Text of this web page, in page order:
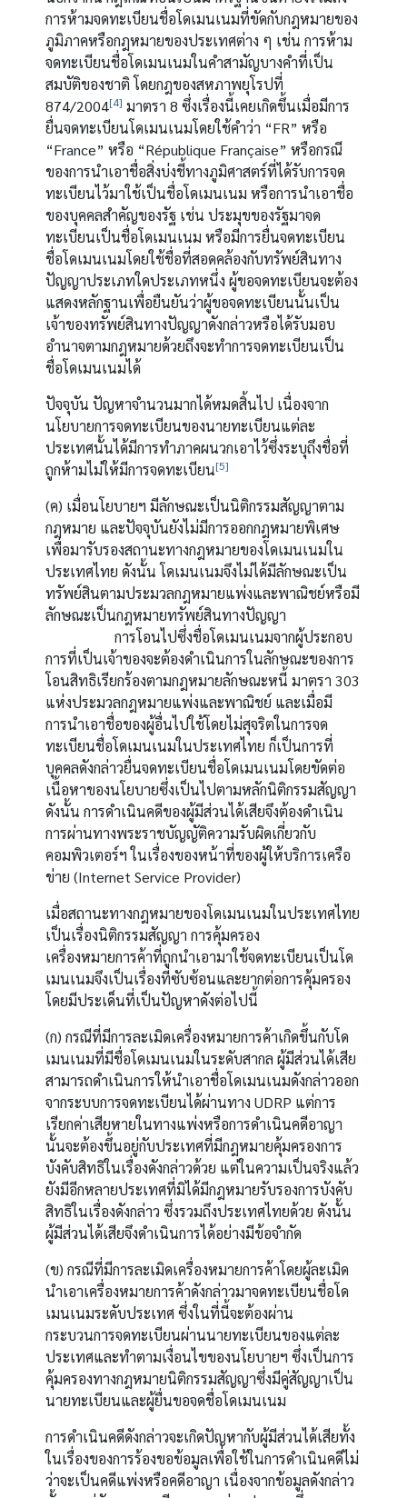
การห้ามจดทะเบียนชื่อโดเมนเนมที่ขัดกับกฎหมายของ
ภูมิภาคหรือกฎหมายของประเทศต่าง ๆ เช่น การห้าม
จดทะเบียนชื่อโดเมนเนมในคำสามัญบางคำที่เป็น
สมบัติของชาติ โดยกฎของสหภาพยุโรปที่
874/2004[4] มาตรา 8 ซึ่งเรื่องนี้เคยเกิดขึ้นเมื่อมีการ
ยื่นจดทะเบียนโดเมนเนมโดยใช้คำว่า “FR” หรือ
“France” หรือ “République Française” หรือกรณี
ของการนำเอาชื่อสิ่งบ่งชี้ทางภูมิศาสตร์ที่ได้รับการจด
ทะเบียนไว้มาใช้เป็นชื่อโดเมนเนม หรือการนำเอาชื่อ
ของบุคคลสำคัญของรัฐ เช่น ประมุขของรัฐมาจด
ทะเบียนเป็นชื่อโดเมนเนม หรือมีการยื่นจดทะเบียน
ชื่อโดเมนเนมโดยใช้ชื่อที่สอดคล้องกับทรัพย์สินทาง
ปัญญาประเภทใดประเภทหนึ่ง ผู้ขอจดทะเบียนจะต้อง
แสดงหลักฐานเพื่อยืนยันว่าผู้ขอจดทะเบียนนั้นเป็น
เจ้าของทรัพย์สินทางปัญญาดังกล่าวหรือได้รับมอบ
อำนาจตามกฎหมายด้วยถึงจะทำการจดทะเบียนเป็น
ชื่อโดเมนเนมได้
ปัจจุบัน ปัญหาจำนวนมากได้หมดสิ้นไป เนื่องจาก
นโยบายการจดทะเบียนของนายทะเบียนแต่ละ
ประเทศนั้นได้มีการทำภาคผนวกเอาไว้ซึ่งระบุถึงชื่อที่
ถูกห้ามไม่ให้มีการจดทะเบียน[5]
(ค) เมื่อนโยบายฯ มีลักษณะเป็นนิติกรรมสัญญาตาม
กฎหมาย และปัจจุบันยังไม่มีการออกกฎหมายพิเศษ
เพื่อมารับรองสถานะทางกฎหมายของโดเมนเนมใน
ประเทศไทย ดังนั้น โดเมนเนมจึงไม่ได้มีลักษณะเป็น
ทรัพย์สินตามประมวลกฎหมายแพ่งและพาณิชย์หรือมี
ลักษณะเป็นกฎหมายทรัพย์สินทางปัญญา
การโอนไปซึ่งชื่อโดเมนเนมจากผู้ประกอบ
การที่เป็นเจ้าของจะต้องดำเนินการในลักษณะของการ
โอนสิทธิเรียกร้องตามกฎหมายลักษณะหนี้ มาตรา 303
แห่งประมวลกฎหมายแพ่งและพาณิชย์ และเมื่อมี
การนำเอาชื่อของผู้อื่นไปใช้โดยไม่สุจริตในการจด
ทะเบียนชื่อโดเมนเนมในประเทศไทย ก็เป็นการที่
บุคคลดังกล่าวยื่นจดทะเบียนชื่อโดเมนเนมโดยขัดต่อ
เนื้อหาของนโยบายซึ่งเป็นไปตามหลักนิติกรรมสัญญา
ดังนั้น การดำเนินคดีของผู้มีส่วนได้เสียจึงต้องดำเนิน
การผ่านทางพระราชบัญญัติความรับผิดเกี่ยวกับ
คอมพิวเตอร์ฯ ในเรื่องของหน้าที่ของผู้ให้บริการเครือ
ข่าย (Internet Service Provider)
เมื่อสถานะทางกฎหมายของโดเมนเนมในประเทศไทย
เป็นเรื่องนิติกรรมสัญญา การคุ้มครอง
เครื่องหมายการค้าที่ถูกนำเอามาใช้จดทะเบียนเป็นโด
เมนเนมจึงเป็นเรื่องที่ซับซ้อนและยากต่อการคุ้มครอง
โดยมีประเด็นที่เป็นปัญหาดังต่อไปนี้
(ก) กรณีที่มีการละเมิดเครื่องหมายการค้าเกิดขึ้นกับโด
เมนเนมที่มีชื่อโดเมนเนมในระดับสากล ผู้มีส่วนได้เสีย
สามารถดำเนินการให้นำเอาชื่อโดเมนเนมดังกล่าวออก
จากระบบการจดทะเบียนได้ผ่านทาง UDRP แต่การ
เรียกค่าเสียหายในทางแพ่งหรือการดำเนินคดีอาญา
นั้นจะต้องขึ้นอยู่กับประเทศที่มีกฎหมายคุ้มครองการ
บังคับสิทธิในเรื่องดังกล่าวด้วย แต่ในความเป็นจริงแล้ว
ยังมีอีกหลายประเทศที่มิได้มีกฎหมายรับรองการบังคับ
สิทธิในเรื่องดังกล่าว ซึ่งรวมถึงประเทศไทยด้วย ดังนั้น
ผู้มีส่วนได้เสียจึงดำเนินการได้อย่างมีข้อจำกัด
(ข) กรณีที่มีการละเมิดเครื่องหมายการค้าโดยผู้ละเมิด
นำเอาเครื่องหมายการค้าดังกล่าวมาจดทะเบียนชื่อโด
เมนเนมระดับประเทศ ซึ่งในที่นี้จะต้องผ่าน
กระบวนการจดทะเบียนผ่านนายทะเบียนของแต่ละ
ประเทศและทำตามเงื่อนไขของนโยบายฯ ซึ่งเป็นการ
คุ้มครองทางกฎหมายนิติกรรมสัญญาซึ่งมีคู่สัญญาเป็น
นายทะเบียนและผู้ยื่นขอจดชื่อโดเมนเนม
การดำเนินคดีดังกล่าวจะเกิดปัญหากับผู้มีส่วนได้เสียทั้ง
ในเรื่องของการร้องขอข้อมูลเพื่อใช้ในการดำเนินคดีไม่
ว่าจะเป็นคดีแพ่งหรือคดีอาญา เนื่องจากข้อมูลดังกล่าว